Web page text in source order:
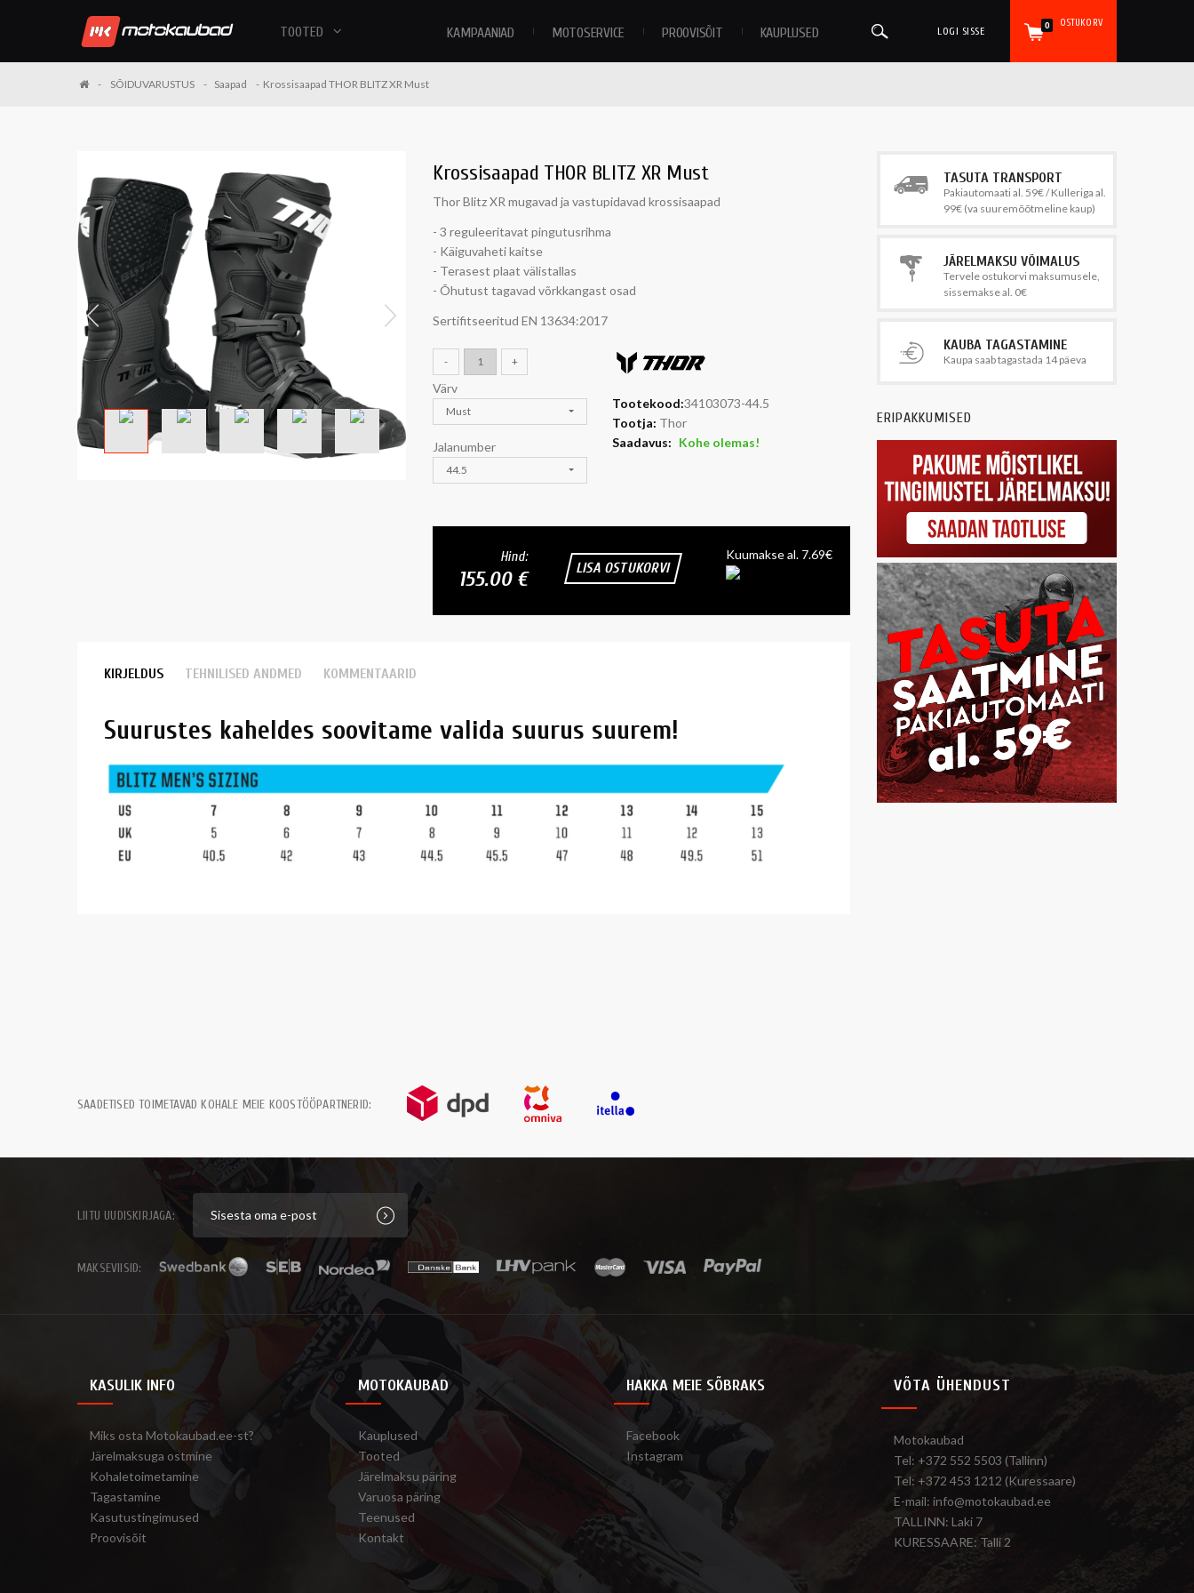
OSTUKORV
0
LOGI SISSE
KAMPAANIAD MOTOSERVICE PROOVISÕIT KAUPLUSED
TOOTED
SÕIDUVARUSTUS Saapad Krossisaapad THOR BLITZ XR Must
TASUTA TRANSPORT
Pakiautomaati al. 59€ / Kulleriga al.
99€ (va suuremõõtmeline kaup)
JÄRELMAKSU VÕIMALUS
Tervele ostukorvi maksumusele,
sissemakse al. 0€
KAUBA TAGASTAMINE
Kaupa saab tagastada 14 päeva
ERIPAKKUMISED
Krossisaapad THOR BLITZ XR Must
Thor Blitz XR mugavad ja vastupidavad krossisaapad
- 3 reguleeritavat pingutusrihma
- Käiguvaheti kaitse
- Terasest plaat välistallas
- Õhutust tagavad võrkkangast osad
Sertifitseeritud EN 13634:2017
Tootekood:34103073-44.5
Tootja: Thor
Saadavus: Kohe olemas!
- +
Värv
Must
Jalanumber
44.5
Hind:
155.00 €
Kuumakse al. 7.69€
LISA OSTUKORVI
KIRJELDUS TEHNILISED ANDMED KOMMENTAARID
Suurustes kaheldes soovitame valida suurus suurem!
SAADETISED TOIMETAVAD KOHALE MEIE KOOSTÖÖPARTNERID:
LIITU UUDISKIRJAGA:
MAKSEVIISID:
KASULIK INFO
Miks osta Motokaubad.ee-st?
Järelmaksuga ostmine
Kohaletoimetamine
Tagastamine
Kasutustingimused
Proovisõit
MOTOKAUBAD
Kauplused
Tooted
Järelmaksu päring
Varuosa päring
Teenused
Kontakt
HAKKA MEIE SÕBRAKS
Facebook
Instagram
VÕTA ÜHENDUST
Motokaubad
Tel: +372 552 5503 (Tallinn)
Tel: +372 453 1212 (Kuressaare)
E-mail: info@motokaubad.ee
TALLINN: Laki 7
KURESSAARE: Talli 2